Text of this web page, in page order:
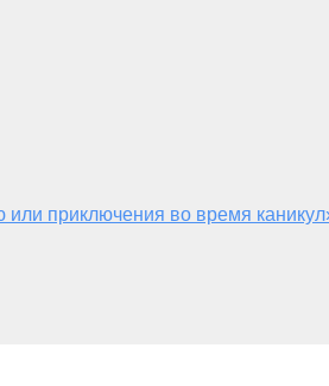
приключения во время